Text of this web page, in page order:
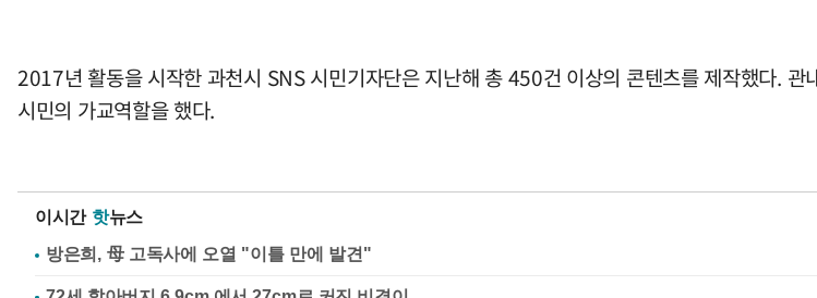
2017년 활동을 시작한 과천시 SNS 시민기자단은 지난해 총 450건 이상의 콘텐츠를 제작했다.
시민의 가교역할을 했다.
이시간 핫뉴스
방은희, 母 고독사에 오열 "이틀 만에 발견"